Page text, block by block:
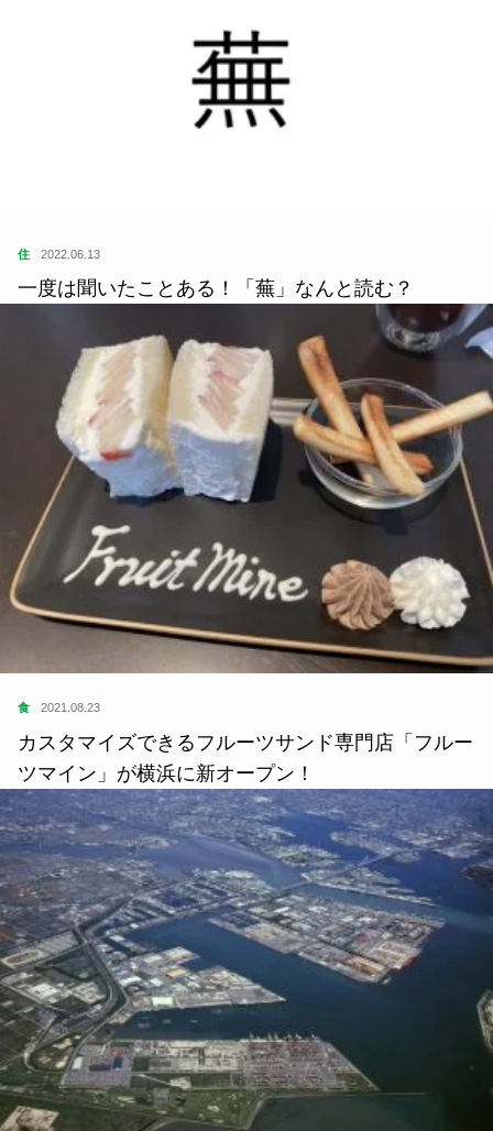
住 2022.06.13
一度は聞いたことある！「蕪」なんと読む？
食 2021.08.23
カスタマイズできるフルーツサンド専門店「フルー
ツマイン」が横浜に新オープン！